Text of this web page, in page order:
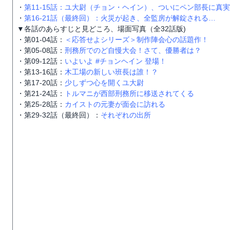
・ 第11-15話：ユ大尉（チョン・ヘイン）、ついにペン部長に真
・ 第16-21話（最終回）：火災が起き、全監房が解錠される…
▼各話のあらすじと見どころ、場面写真（全32話版)
・第01-04話： ＜応答せよシリーズ＞制作陣会心の話題作！
・第05-08話： 刑務所でのど自慢大会！さて、優勝者は？
・第09-12話： いよいよ #チョンヘイン 登場！
・第13-16話： 木工場の新しい班長は誰！？
・第17-20話： 少しずつ心を開くユ大尉
・第21-24話：
トルマニが西部刑務所に移送されてくる
・第25-28話： カイストの元妻が面会に訪れる
・第29-32話（最終回）： それぞれの出所